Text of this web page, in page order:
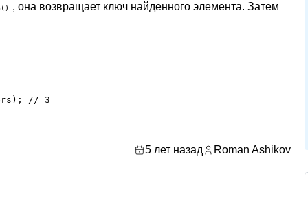
, она возвращает ключ найденного элемента. Затем
// 3
5 лет назад Roman Ashikov